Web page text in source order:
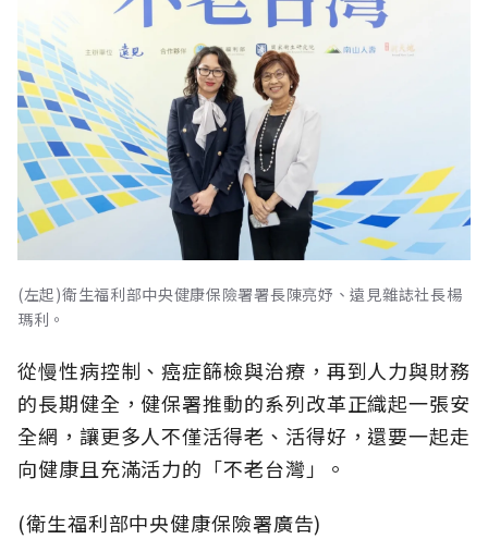
(左起)衛生福利部中央健康保險署署長陳亮妤、遠見雜誌社長楊
瑪利。
從慢性病控制、癌症篩檢與治療，再到人力與財務
的長期健全，健保署推動的系列改革正織起一張安
全網，讓更多人不僅活得老、活得好，還要一起走
向健康且充滿活力的「不老台灣」。
(衛生福利部中央健康保險署廣告)